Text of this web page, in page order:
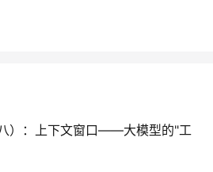
）：上下文窗口——大模型的"工